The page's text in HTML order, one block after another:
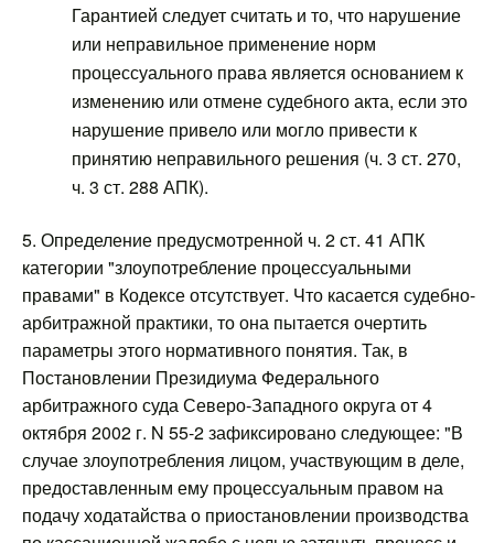
Гарантией следует считать и то, что нарушение
или неправильное применение норм
процессуального права является основанием к
изменению или отмене судебного акта, если это
нарушение привело или могло привести к
принятию неправильного решения (ч. 3 ст. 270,
ч. 3 ст. 288 АПК).
5. Определение предусмотренной ч. 2 ст. 41 АПК
категории "злоупотребление процессуальными
правами" в Кодексе отсутствует. Что касается судебно-
арбитражной практики, то она пытается очертить
параметры этого нормативного понятия. Так, в
Постановлении Президиума Федерального
арбитражного суда Северо-Западного округа от 4
октября 2002 г. N 55-2 зафиксировано следующее: "В
случае злоупотребления лицом, участвующим в деле,
предоставленным ему процессуальным правом на
подачу ходатайства о приостановлении производства